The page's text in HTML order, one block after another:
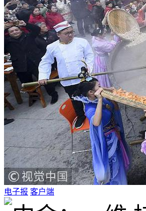
电子报 客户端